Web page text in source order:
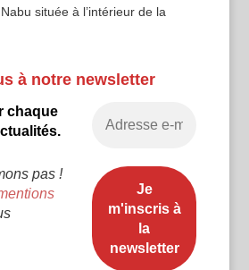
située à l’intérieur de la
à notre newsletter
chaque
pas !